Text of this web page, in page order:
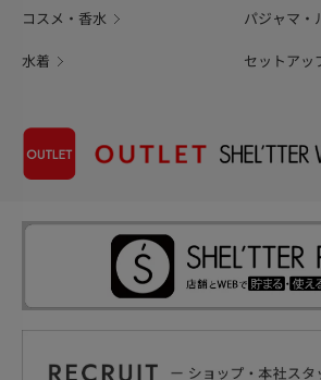
コスメ・香水 パジャマ・
水着 セットアッ